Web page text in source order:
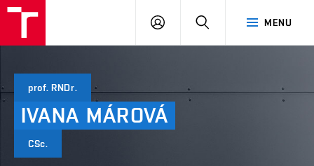
MENU
LOG
SEARCH
prof. RNDr.
IVANA MÁROVÁ
CSc.